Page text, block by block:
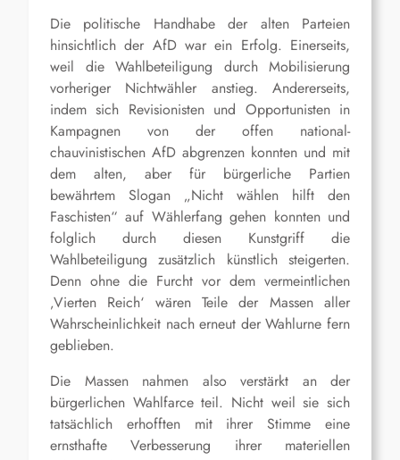
Die politische Handhabe der alten Parteien
hinsichtlich der AfD war ein Erfolg. Einerseits,
weil die Wahlbeteiligung durch Mobilisierung
vorheriger Nichtwähler anstieg. Andererseits,
indem sich Revisionisten und Opportunisten in
Kampagnen von der offen national-
chauvinistischen AfD abgrenzen konnten und mit
dem alten, aber für bürgerliche Partien
bewährtem Slogan „Nicht wählen hilft den
Faschisten“ auf Wählerfang gehen konnten und
folglich durch diesen Kunstgriff die
Wahlbeteiligung zusätzlich künstlich steigerten.
Denn ohne die Furcht vor dem vermeintlichen
‚Vierten Reich‘ wären Teile der Massen aller
Wahrscheinlichkeit nach erneut der Wahlurne fern
geblieben.
Die Massen nahmen also verstärkt an der
bürgerlichen Wahlfarce teil. Nicht weil sie sich
tatsächlich erhofften mit ihrer Stimme eine
ernsthafte Verbesserung ihrer materiellen